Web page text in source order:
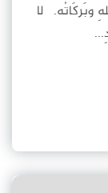
وبَركَاتُه. لا